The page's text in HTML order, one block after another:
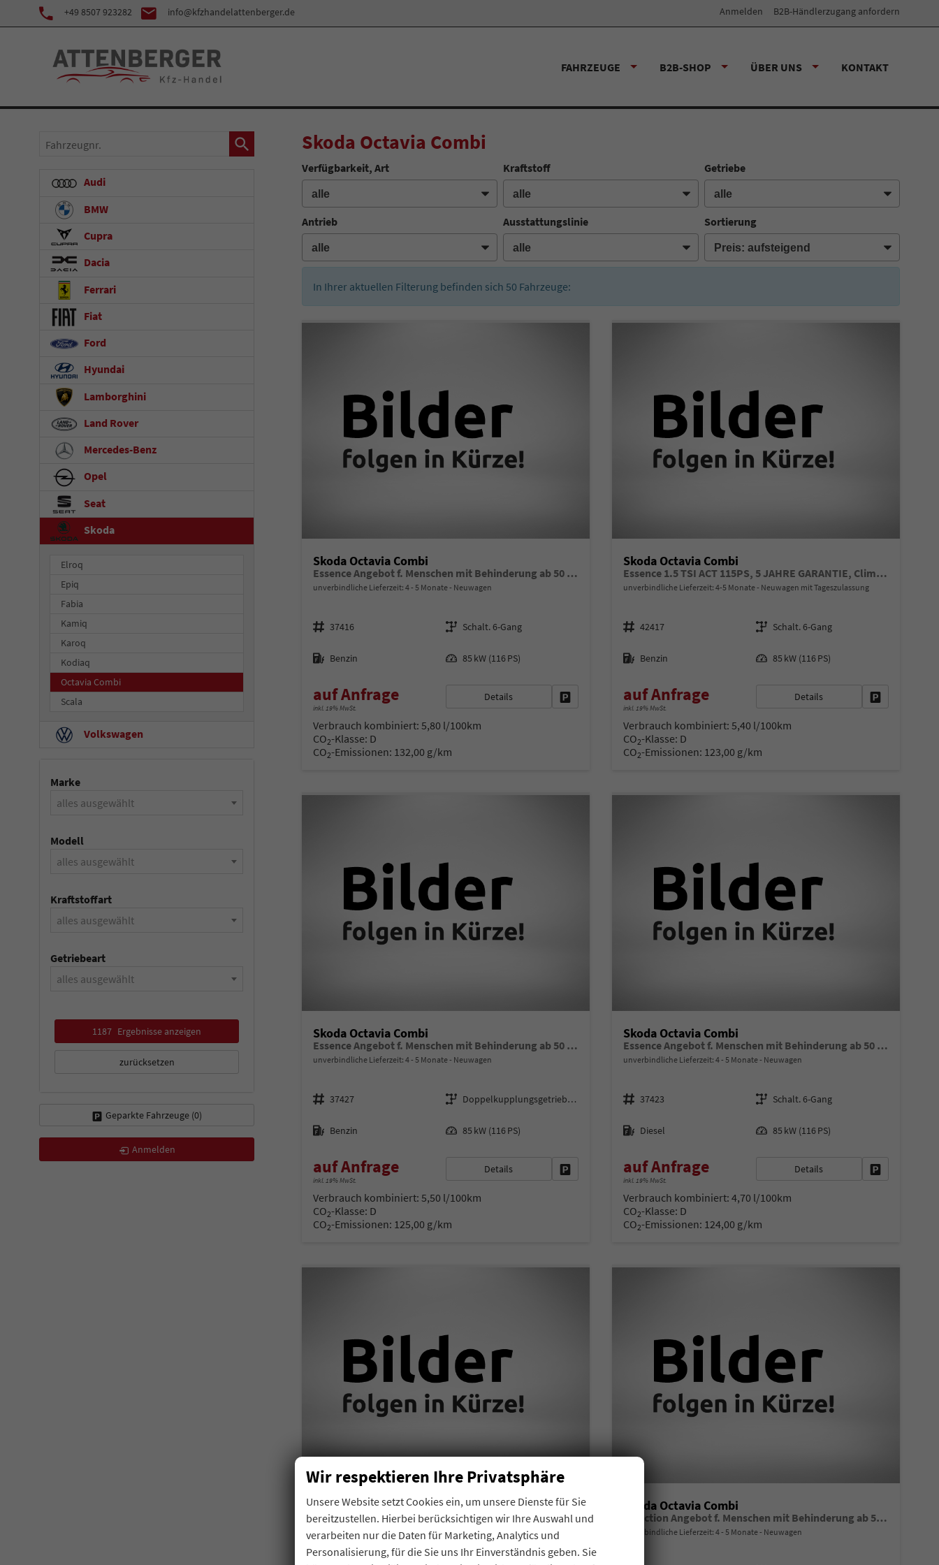
+49 8507 923282 info@kfzhandelattenberger.de Anmelden B2B-Händlerzugang anfordern
FAHRZEUGE B2B-SHOP ÜBER UNS KONTAKT
Skoda Octavia Combi
Verfügbarkeit, Art Kraftstoff Getriebe
Antrieb Ausstattungslinie Sortierung
In Ihrer aktuellen Filterung befinden sich 50 Fahrzeuge:
Skoda Octavia Combi
Essence Angebot f. Menschen mit Behinderung ab 50 %! 1.5 TSI 115PS, 2-Zonen-Climatronic, Parksensoren hinten, Radio 10"/Bluetooth/DAB, Tempomat, LED-Scheinwerfer, M-Lederlenkrad, Dachreling, 8x Airbags
unverbindliche Lieferzeit: 4 - 5 Monate Neuwagen
Fahrzeugnr.
37416
Getriebe
Schalt. 6-Gang
Kraftstoff
Benzin 85 kW (116 PS)
auf Anfrage
inkl. 19% MwSt.
Details Fahrzeug parken
Verbrauch kombiniert: 5,80 l/100km
CO2-Klasse: D
CO2-Emissionen: 132,00 g/km
Skoda Octavia Combi
Essence 1.5 TSI ACT 115PS, 5 JAHRE GARANTIE, Climatronic, Parksensoren hinten, Sitzheizung, LED-Scheinwerfer, Radio 10" + Wireless Smartlink, Tempomat, Lederlenkrad, Dachreling
unverbindliche Lieferzeit: 4-5 Monate Neuwagen mit Tageszulassung
Fahrzeugnr.
42417
Getriebe
Schalt. 6-Gang
Kraftstoff
Benzin 85 kW (116 PS)
auf Anfrage
inkl. 19% MwSt.
Details Fahrzeug
Verbrauch kombiniert: 5,40 l/100km
CO2-Klasse: D
CO2-Emissionen: 123,00 g/km
Skoda Octavia Combi
Essence Angebot f. Menschen mit Behinderung ab 50 %! 1.5 TSI Mild-Hybrid 115PS DSG/AUTOMATIK, 2-Zonen-Climatronic, Parksensoren hinten, Radio 10"/Bluetooth/DAB, Tempomat, LED-Scheinwerfer, M-Lederlenkrad, Dachreling, 8x Airbags
unverbindliche Lieferzeit: 4 - 5 Monate Neuwagen
Fahrzeugnr.
37427
Getriebe
Doppelkupplungsgetriebe (DSG)
Kraftstoff
Benzin 85 kW (116 PS)
auf Anfrage
inkl. 19% MwSt.
Details Fahrzeug parken
Verbrauch kombiniert: 5,50 l/100km
CO2-Klasse: D
CO2-Emissionen: 125,00 g/km
Skoda Octavia Combi
Essence Angebot f. Menschen mit Behinderung ab 50 %! 2.0 TDI 115PS, 2-Zonen-Climatronic, Parksensoren hinten, Radio 10"/Bluetooth/DAB, Tempomat, LED-Scheinwerfer, M-Lederlenkrad, Dachreling, 8x Airbags
unverbindliche Lieferzeit: 4 - 5 Monate Neuwagen
Fahrzeugnr.
37423
Getriebe
Schalt. 6-Gang
Kraftstoff
Diesel 85 kW (116 PS)
auf Anfrage
inkl. 19% MwSt.
Details Fahrzeug
Verbrauch kombiniert: 4,70 l/100km
CO2-Klasse: D
CO2-Emissionen: 124,00 g/km
Skoda Octavia Combi
Essence Angebot f. Menschen mit Behinderung ab 50 %! 1.5 TSI 150PS, 2-Zonen-Climatronic, Parksensoren hinten, Radio 10"/Bluetooth/DAB, Tempomat, LED-Scheinwerfer, M-Lederlenkrad, Dachreling, 8x Airbags
unverbindliche Lieferzeit: 4 - 5 Monate Neuwagen
Skoda Octavia Combi
Selection Angebot f. Menschen mit Behinderung ab 50 %! 1.5 TSI Mild-Hybrid 115PS DSG/AUTOMATIK, 16" Alufelgen, Climatronic, LED-Scheinwerfer, Parksensoren hinten, Radio 10" + Wireless Smartlink, Tempomat, Multifunktions-Lederlenkrad, Dachreling
unverbindliche Lieferzeit: 4 - 5 Monate Neuwagen
Fahrzeugnr.
Audi
BMW
Cupra
Dacia
Ferrari
Fiat
Ford
Hyundai
Lamborghini
Land Rover
Mercedes-Benz
Opel
Seat
Skoda
Elroq
Epiq
Fabia
Kamiq
Karoq
Kodiaq
Octavia Combi
Scala
Volkswagen
Marke
alles ausgewählt
Modell
alles ausgewählt
Kraftstoffart
alles ausgewählt
Getriebeart
alles ausgewählt
1187 Ergebnisse anzeigen
zurücksetzen
Geparkte Fahrzeuge (0)
Anmelden
Wir respektieren Ihre Privatsphäre
Unsere Website setzt Cookies ein, um unsere Dienste für Sie
bereitzustellen. Hierbei berücksichtigen wir Ihre Auswahl und
verarbeiten nur die Daten für Marketing, Analytics und
Personalisierung, für die Sie uns Ihr Einverständnis geben. Sie